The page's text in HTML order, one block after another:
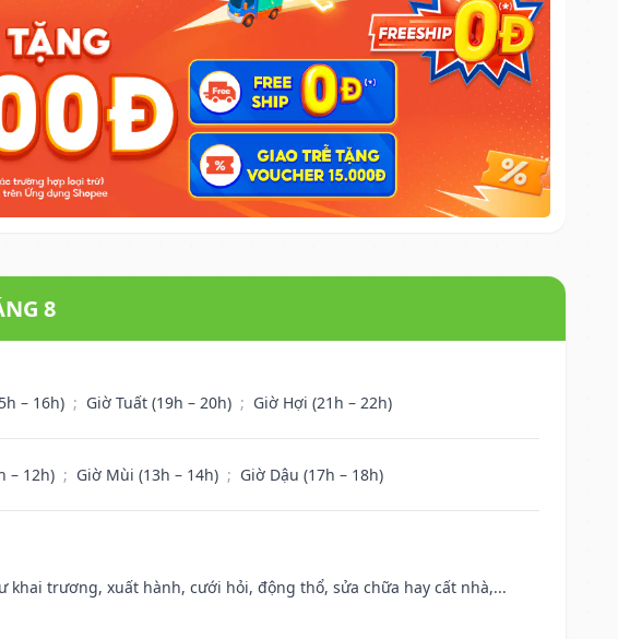
8
– 16h) ; Giờ Tuất (19h – 20h) ; Giờ Hợi (21h – 22h)
– 12h) ; Giờ Mùi (13h – 14h) ; Giờ Dậu (17h – 18h)
khai trương, xuất hành, cưới hỏi, động thổ, sửa chữa hay cất nhà,...